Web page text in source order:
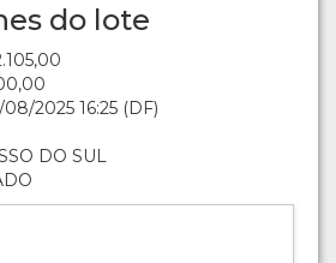
do lote
08/2025 16:25 (DF)
DO SUL